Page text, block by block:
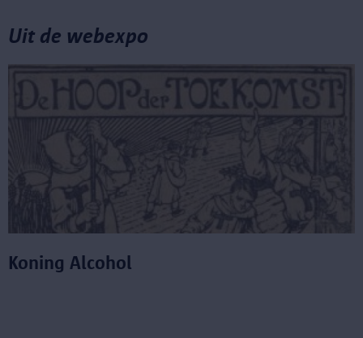
Uit de webexpo
Koning Alcohol